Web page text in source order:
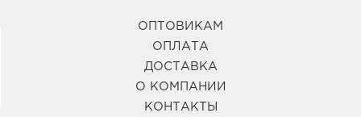
ОПТОВИКАМ
ОПЛАТА
ДОСТАВКА
О КОМПАНИИ
КОНТАКТЫ